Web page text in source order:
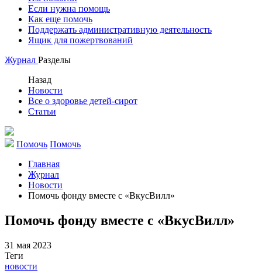
Если нужна помощь
Как еще помочь
Поддержать административную деятельность
Ящик для пожертвований
Журнал Разделы
Назад
Новости
Все о здоровье детей-сирот
Статьи
Помочь Помочь
Главная
Журнал
Новости
Помочь фонду вместе с «ВкусВилл»
Помочь фонду вместе с «ВкусВилл»
31 мая 2023
Теги
новости